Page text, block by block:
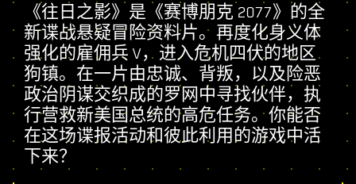
《往日之影》是《赛博朋克 2077》的全
新谍战悬疑冒险资料片。再度化身义体
强化的雇佣兵 V，进入危机四伏的地区
狗镇。在一片由忠诚、背叛，以及险恶
政治阴谋交织成的罗网中寻找伙伴，执
行营救新美国总统的高危任务。你能否
在这场谍报活动和彼此利用的游戏中活
下来？